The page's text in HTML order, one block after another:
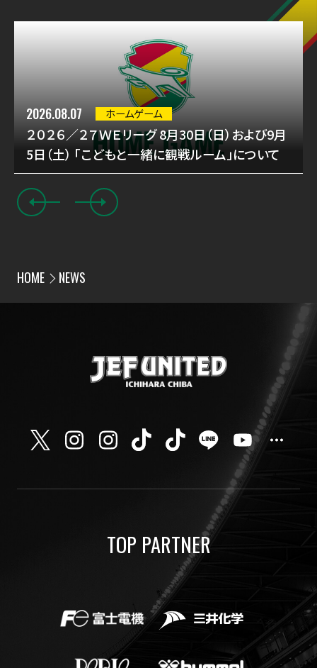
2026.08.07 ホームゲーム
２０２６／２７ＷＥリーグ 8月30日（日）および9月
5日（土） 「こどもと一緒に観戦ルーム」について
HOME NEWS
TOP PARTNER